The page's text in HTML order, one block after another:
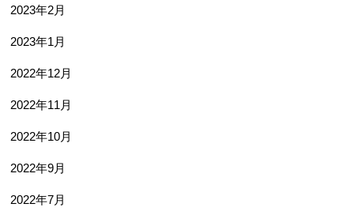
2023年2月
2023年1月
2022年12月
2022年11月
2022年10月
2022年9月
2022年7月